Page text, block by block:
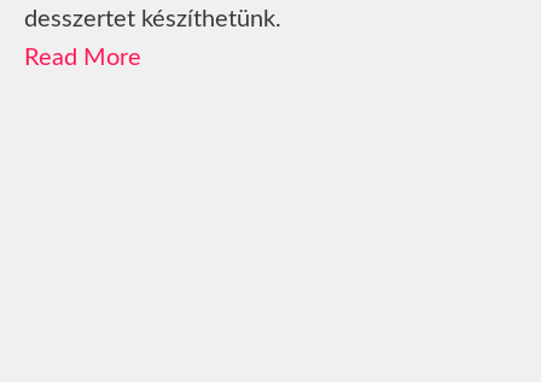
desszertet készíthetünk.
Read More